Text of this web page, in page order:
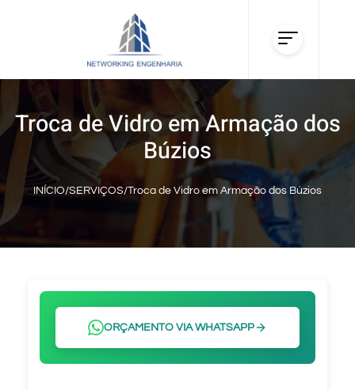
Troca de Vidro em Armação dos
Búzios
INÍCIO/SERVIÇOS/Troca de Vidro em Armação dos Búzios
ORÇAMENTO VIA WHATSAPP